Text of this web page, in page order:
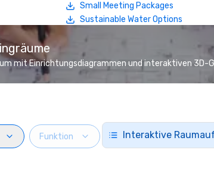
Small Meeting Packages
Sustainable Water Options
mit Einrichtungsdiagrammen und interaktiven 3D-
Funktion Interaktive